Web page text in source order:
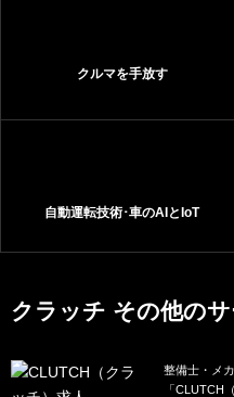
クルマを手放す
自動運転技術･車のAIとIoT
クラッチ その他の
整備士・メ
「CLUTCH